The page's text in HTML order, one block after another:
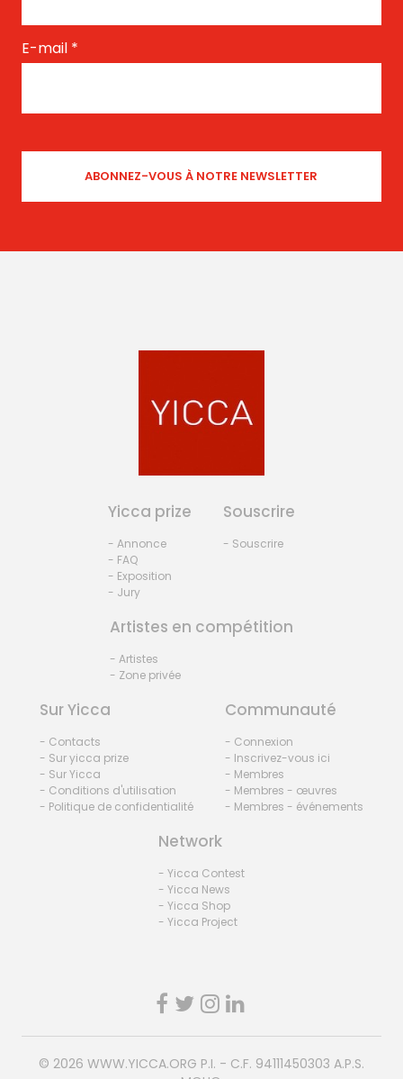
E-mail *
Yicca prize
- Annonce
- FAQ
- Exposition
- Jury
Souscrire
- Souscrire
Artistes en compétition
- Artistes
- Zone privée
Sur Yicca
- Contacts
- Sur yicca prize
- Sur Yicca
- Conditions d'utilisation
- Politique de confidentialité
Communauté
- Connexion
- Inscrivez-vous ici
- Membres
- Membres - œuvres
- Membres - événements
Network
- Yicca Contest
- Yicca News
- Yicca Shop
- Yicca Project
© 2026 WWW.YICCA.ORG P.I. - C.F. 94111450303 A.P.S.